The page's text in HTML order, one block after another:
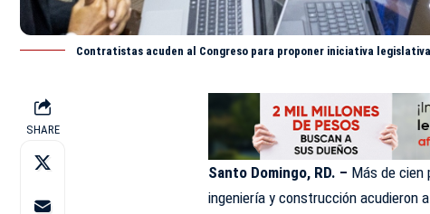
Contratistas acuden al Congreso para proponer iniciativa
SHARE
Santo Domingo, RD. – Más de
ingeniería y construcción acudieron